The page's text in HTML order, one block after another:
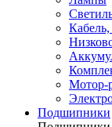
Мотор-
Подшипники